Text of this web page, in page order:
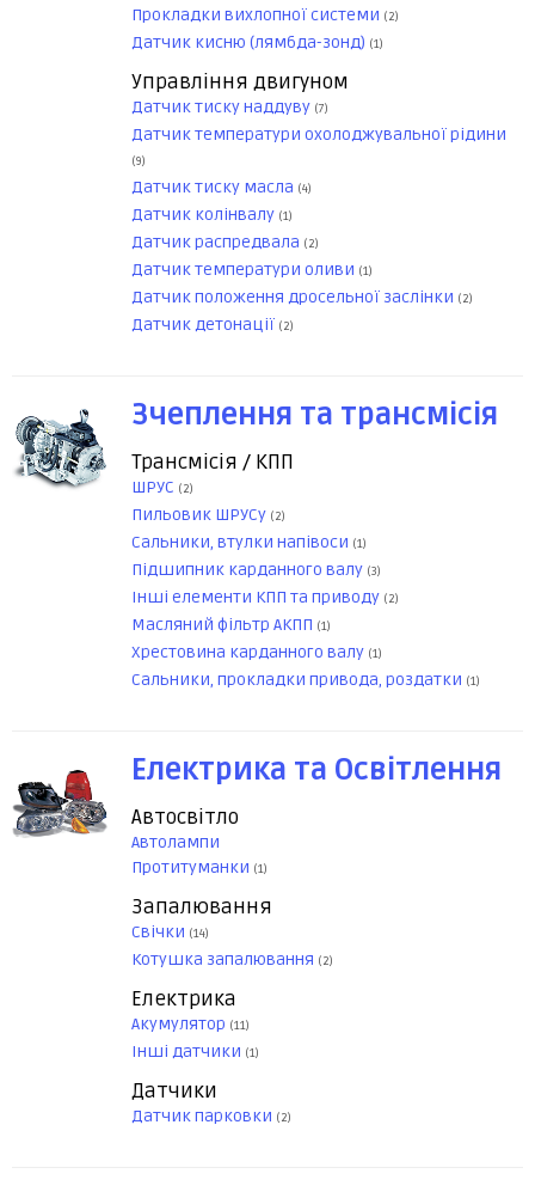
Прокладки вихлопної системи (2)
Датчик кисню (лямбда-зонд) (1)
Управління двигуном
Датчик тиску наддуву (7)
Датчик температури охолоджувальної рідини
(9)
Датчик тиску масла (4)
Датчик колінвалу (1)
Датчик распредвала (2)
Датчик температури оливи (1)
Датчик положення дросельної заслінки (2)
Датчик детонації (2)
Зчеплення та трансмісія
Трансмісія / КПП
ШРУС (2)
Пильовик ШРУСу (2)
Сальники, втулки напівоси (1)
Підшипник карданного валу (3)
Інші елементи КПП та приводу (2)
Масляний фільтр АКПП (1)
Хрестовина карданного валу (1)
Сальники, прокладки привода, роздатки (1)
Електрика та Освітлення
Автосвітло
Автолампи
Протитуманки (1)
Запалювання
Свічки (14)
Котушка запалювання (2)
Електрика
Акумулятор (11)
Інші датчики (1)
Датчики
Датчик парковки (2)